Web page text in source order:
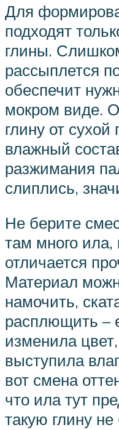
Для
подходят
глины.
рассыплется
обеспечит
мокром виде.
глину от
влажный
разжимания
слиплись,
Не берите
там много ила,
отличается
Материал
намочить,
расплющить –
изменила
выступила
вот смена
что ила тут
такую глину не